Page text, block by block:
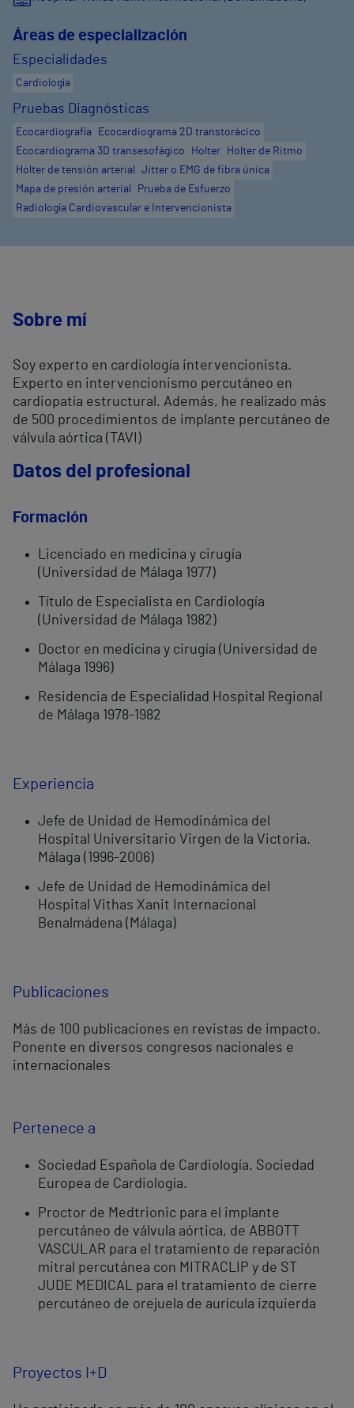
Áreas de especialización
Especialidades
Cardiología
Pruebas Diagnósticas
Ecocardiografía
Ecocardiograma 2D transtorácico
Ecocardiograma 3D transesofágico
Holter
Holter de Ritmo
Holter de tensión arterial
Jitter o EMG de fibra única
Mapa de presión arterial
Prueba de Esfuerzo
Radiología Cardiovascular e Intervencionista
Sobre mí
Soy experto en cardiología intervencionista.
Experto en intervencionismo percutáneo en
cardiopatía estructural. Además, he realizado más
de 500 procedimientos de implante percutáneo de
válvula aórtica (TAVI)
Datos del profesional
Formación
Licenciado en medicina y cirugía
(Universidad de Málaga 1977)
Título de Especialista en Cardiología
(Universidad de Málaga 1982)
Doctor en medicina y cirugía (Universidad de
Málaga 1996)
Residencia de Especialidad Hospital Regional
de Málaga 1978-1982
Experiencia
Jefe de Unidad de Hemodinámica del
Hospital Universitario Virgen de la Victoria.
Málaga (1996-2006)
Jefe de Unidad de Hemodinámica del
Hospital Vithas Xanit Internacional
Benalmádena (Málaga)
Publicaciones
Más de 100 publicaciones en revistas de impacto.
Ponente en diversos congresos nacionales e
internacionales
Pertenece a
Sociedad Española de Cardiología. Sociedad
Europea de Cardiología.
Proctor de Medtrionic para el implante
percutáneo de válvula aórtica, de ABBOTT
VASCULAR para el tratamiento de reparación
mitral percutánea con MITRACLIP y de ST
JUDE MEDICAL para el tratamiento de cierre
percutáneo de orejuela de aurícula izquierda
Proyectos I+D